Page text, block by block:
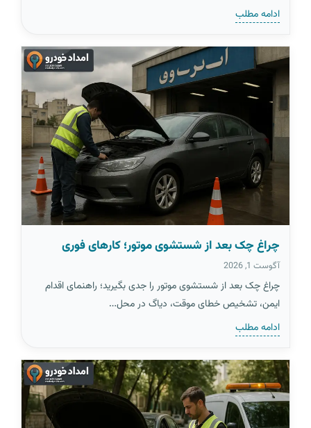
ادامه مطلب
چراغ چک بعد از شستشوی موتور؛ کارهای فوری
آگوست 1, 2026
چراغ چک بعد از شستشوی موتور را جدی بگیرید؛ راهنمای اقدام
ایمن، تشخیص خطای موقت، دیاگ در محل…
ادامه مطلب